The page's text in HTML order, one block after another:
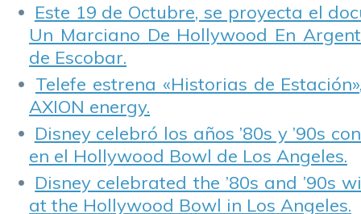
Este 19 de Octubre, se proyecta el
Un Marciano De Hollywood En
de Escobar.
Telefe estrena «Historias de
AXION energy.
Disney celebró los años ’80s y ’90s
en el Hollywood Bowl de Los Angeles.
Disney celebrated the ’80s and ’90s
at the Hollywood Bowl in Los Angeles.